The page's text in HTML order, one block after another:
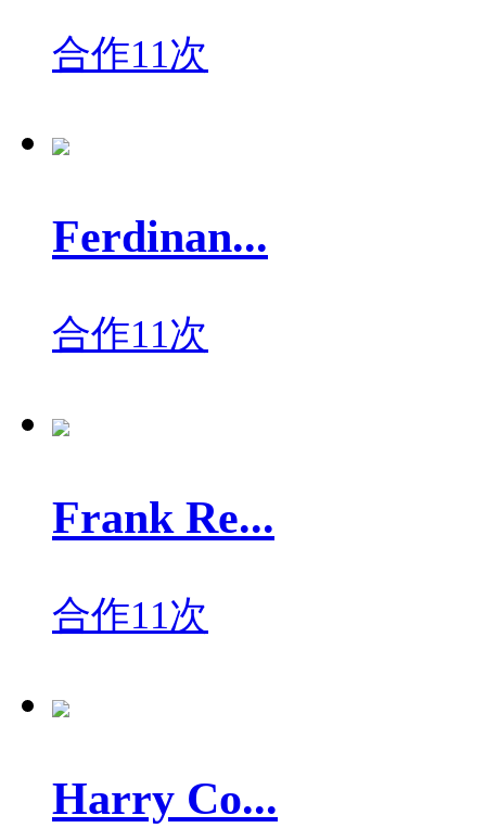
合作11次
Ferdinan...
合作11次
Frank Re...
合作11次
Harry Co...